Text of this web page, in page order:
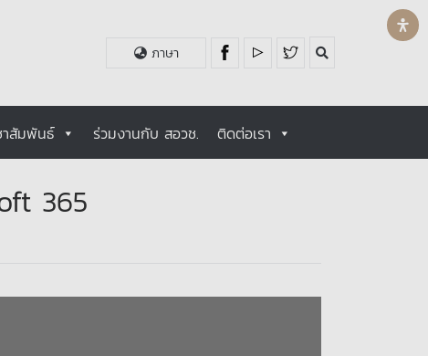
ภาษา
าสัมพันธ์ ร่วมงานกับ สอวช. ติดต่อเรา
365